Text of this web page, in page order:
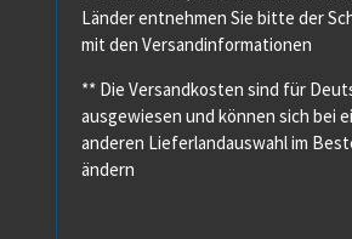
Länder entnehmen Sie bitte der
mit den Versandinformationen
** Die Versandkosten sind für
ausgewiesen und können sich bei
anderen Lieferlandauswahl im
ändern